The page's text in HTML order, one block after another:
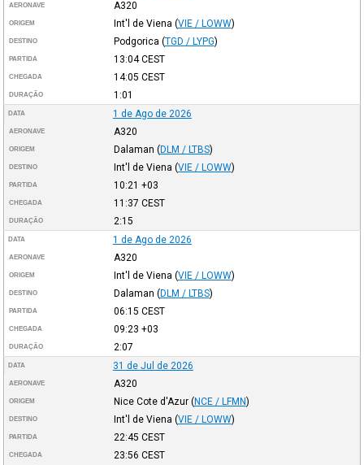
AERONAVE A320
ORIGEM Int'l de Viena (VIE / LOWW)
DESTINO Podgorica (TGD / LYPG)
PARTIDA 13:04CEST
CHEGADA 14:05 CEST
DURAÇÃO 1:01
DATA 1 de Ago de 2026
AERONAVE A320
ORIGEM Dalaman (DLM / LTBS)
DESTINO Int'l de Viena (VIE / LOWW)
PARTIDA 10:21 +03
CHEGADA 11:37 CEST
DURAÇÃO 2:15
DATA 1 de Ago de 2026
AERONAVE A320
ORIGEM Int'l de Viena (VIE / LOWW)
DESTINO Dalaman (DLM / LTBS)
PARTIDA 06:15 CEST
CHEGADA 09:23 +03
DURAÇÃO 2:07
DATA 31 de Jul de 2026
AERONAVE A320
ORIGEM Nice Cote d'Azur (NCE / LFMN)
DESTINO Int'l de Viena (VIE / LOWW)
PARTIDA 22:45 CEST
CHEGADA 23:56 CEST